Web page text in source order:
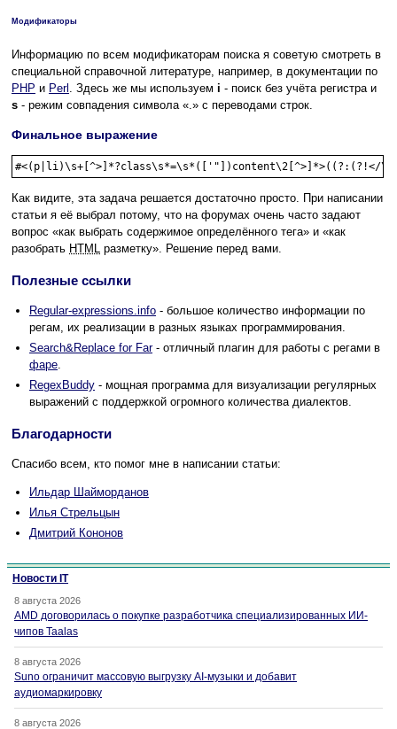
Модификаторы
Информацию по всем модификаторам поиска я советую смотреть в
специальной справочной литературе, например, в документации по
PHP и Perl . Здесь же мы используем i - поиск без учёта регистра и
s - режим совпадения символа «.» с переводами строк.
Финальное выражение
#<(p|li)\s+[^>]*?class\s*=\s*(['"])content\2[^>]*>((?:(?!</
Как видите, эта задача решается достаточно просто. При написании
статьи я её выбрал потому, что на форумах очень часто задают
вопрос «как выбрать содержимое определённого тега» и «как
разобрать HTML разметку». Решение перед вами.
Полезные ссылки
Regular-expressions.info - большое количество информации по
регам, их реализации в разных языках программирования.
Search&Replace for Far- отличный плагин для работы с регами в
фаре
RegexBuddy - мощная программа для визуализации регулярных
выражений с поддержкой огромного количества диалектов.
Благодарности
Спасибо всем, кто помог мне в написании статьи:
Ильдар Шайморданов
Илья Cтpeльцын
Дмитрий Кононов
Новости IT
8 августа 2026
AMD договорилась о покупке разработчика специализированных ИИ-
чипов Taalas
8 августа 2026
Suno ограничит массовую выгрузку AI-музыки и добавит
аудиомаркировку
8 августа 2026